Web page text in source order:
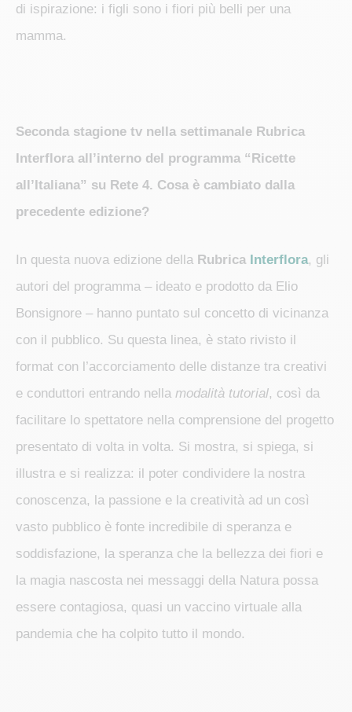
di ispirazione: i figli sono i fiori più belli per una
mamma.
Seconda stagione tv nella settimanale Rubrica
Interflora all’interno del programma “Ricette
all’Italiana” su Rete 4. Cosa è cambiato dalla
precedente edizione?
In questa nuova edizione della Rubrica Interflora, gli
autori del programma – ideato e prodotto da Elio
Bonsignore – hanno puntato sul concetto di vicinanza
con il pubblico. Su questa linea, è stato rivisto il
format con l’accorciamento delle distanze tra creativi
e conduttori entrando nella modalità tutorial, così da
facilitare lo spettatore nella comprensione del progetto
presentato di volta in volta. Si mostra, si spiega, si
illustra e si realizza: il poter condividere la nostra
conoscenza, la passione e la creatività ad un così
vasto pubblico è fonte incredibile di speranza e
soddisfazione, la speranza che la bellezza dei fiori e
la magia nascosta nei messaggi della Natura possa
essere contagiosa, quasi un vaccino virtuale alla
pandemia che ha colpito tutto il mondo.